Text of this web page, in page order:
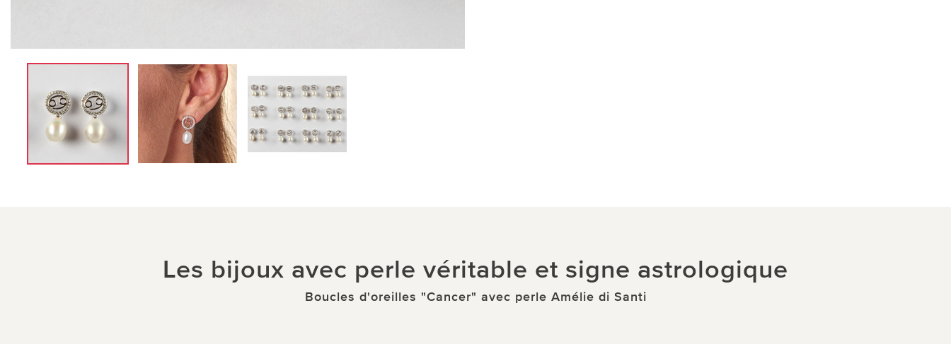
Les bijoux avec perle véritable et signe astrologique
Boucles d'oreilles "Cancer" avec perle Amélie di Santi